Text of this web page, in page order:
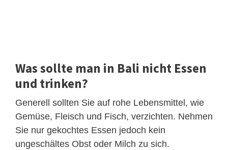
Was sollte man in Bali nicht Essen
und trinken?
Generell sollten Sie auf rohe Lebensmittel, wie
Gemüse, Fleisch und Fisch, verzichten. Nehmen
Sie nur gekochtes Essen jedoch kein
ungeschältes Obst oder Milch zu sich.